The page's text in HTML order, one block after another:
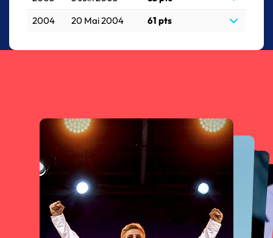
2004
20 Mai 2004 61 pts